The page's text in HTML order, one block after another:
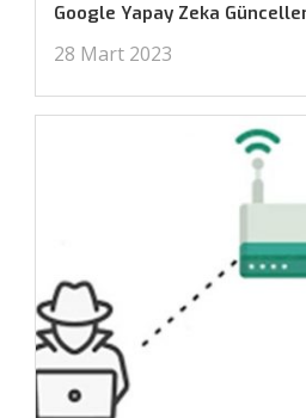
Google Yapay Zeka
28 Mart 2023